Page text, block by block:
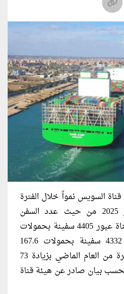
السويس نمواً خلال الفترة
من يوليو وحتى أكتوبر 2025 من حيث عدد السفن
والحمولات، إذ شهدت القناة عبور 4405 سفينة بحمولات
185 مليون طن، مقابل 4332 سفينة بحمولات 167.6
مليون طن في نفس الفترة من العام الماضي بزيادة 73
طن بحسب بيان صادر عن هيئة قناة